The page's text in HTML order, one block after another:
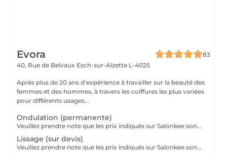
Evora
83
40, Rue de Belvaux Esch-sur-Alzette L-4025
Après plus de 20 ans d'expérience à travailler sur la beauté des
femmes et des hommes, à travers les coiffures les plus variées
pour différents usages...
Ondulation (permanente)
Veuillez prendre note que les prix indiqués sur Salonkee sont communiqués à titre informatif et s'entendent de base. Ces derniers sont susceptibles de varier selon le diagnostic réalisé à votre arrivée au salon et l'expertise du professionnel à qui vous confiez votre beauté. Dans tous les cas, un devis précis vous sera proposé et toutes réalisations de prestations seront effectuées avec votre accord. Un grand merci d'avance pour votre compréhension. Au plaisir de vous recevoir très vite.
Lissage (sur devis)
Veuillez prendre note que les prix indiqués sur Salonkee sont communiqués à titre informatif et s'entendent de base. Ces derniers sont susceptibles de varier selon le diagnostic réalisé à votre arrivée au salon et l'expertise du professionnel à qui vous confiez votre beauté. Dans tous les cas, un devis précis vous sera proposé et toutes réalisations de prestations seront effectuées avec votre accord. Un grand merci d'avance pour votre compréhension. Au plaisir de vous recevoir très vite.